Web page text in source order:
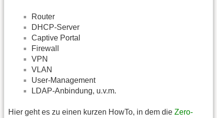
Router
DHCP-Server
Captive Portal
Firewall
VPN
VLAN
User-Management
LDAP-Anbindung, u.v.m.
Hier geht es zu einen kurzen HowTo, in dem die Zero-